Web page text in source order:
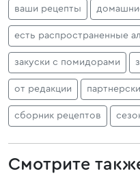
ваши рецепты
есть распространенные
закуски с помидорами
от редакции
сборник рецептов
Смотрите